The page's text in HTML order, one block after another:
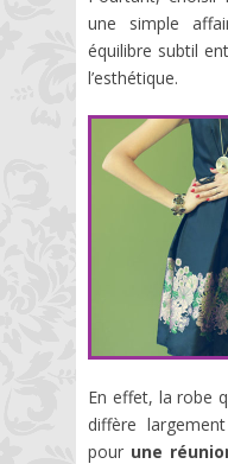
une simple
équilibre subtil
l’esthétique.
En effet, la robe
diffère
pour une